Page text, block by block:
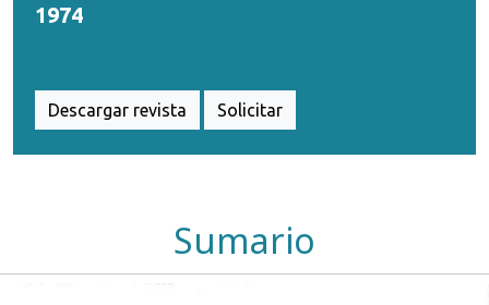
1974
Descargar revista Solicitar
Sumario